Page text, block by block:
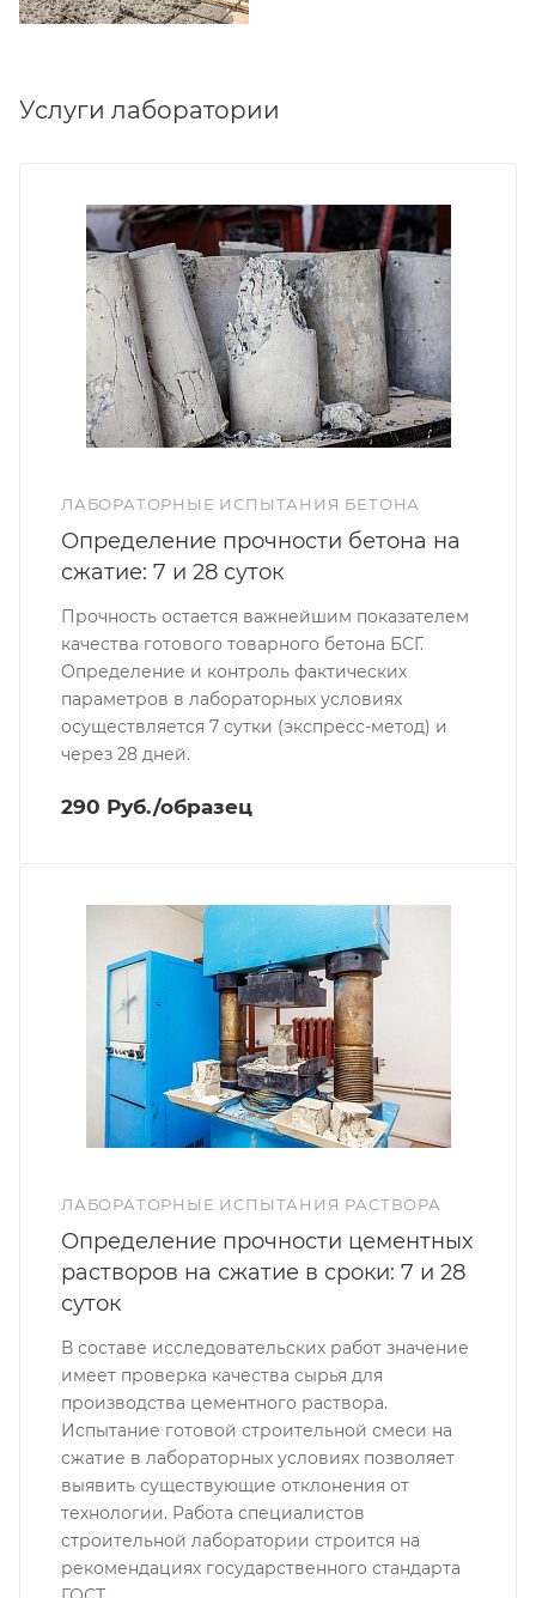
Услуги лаборатории
ЛАБОРАТОРНЫЕ ИСПЫТАНИЯ БЕТОНА
Определение прочности бетона на
сжатие: 7 и 28 суток
Прочность остается важнейшим показателем
качества готового товарного бетона БСГ.
Определение и контроль фактических
параметров в лабораторных условиях
осуществляется 7 сутки (экспресс-метод) и
через 28 дней.
290 Руб./образец
ЛАБОРАТОРНЫЕ ИСПЫТАНИЯ РАСТВОРА
Определение прочности цементных
растворов на сжатие в сроки: 7 и 28
суток
В составе исследовательских работ значение
имеет проверка качества сырья для
производства цементного раствора.
Испытание готовой строительной смеси на
сжатие в лабораторных условиях позволяет
выявить существующие отклонения от
технологии. Работа специалистов
строительной лаборатории строится на
рекомендациях государственного стандарта